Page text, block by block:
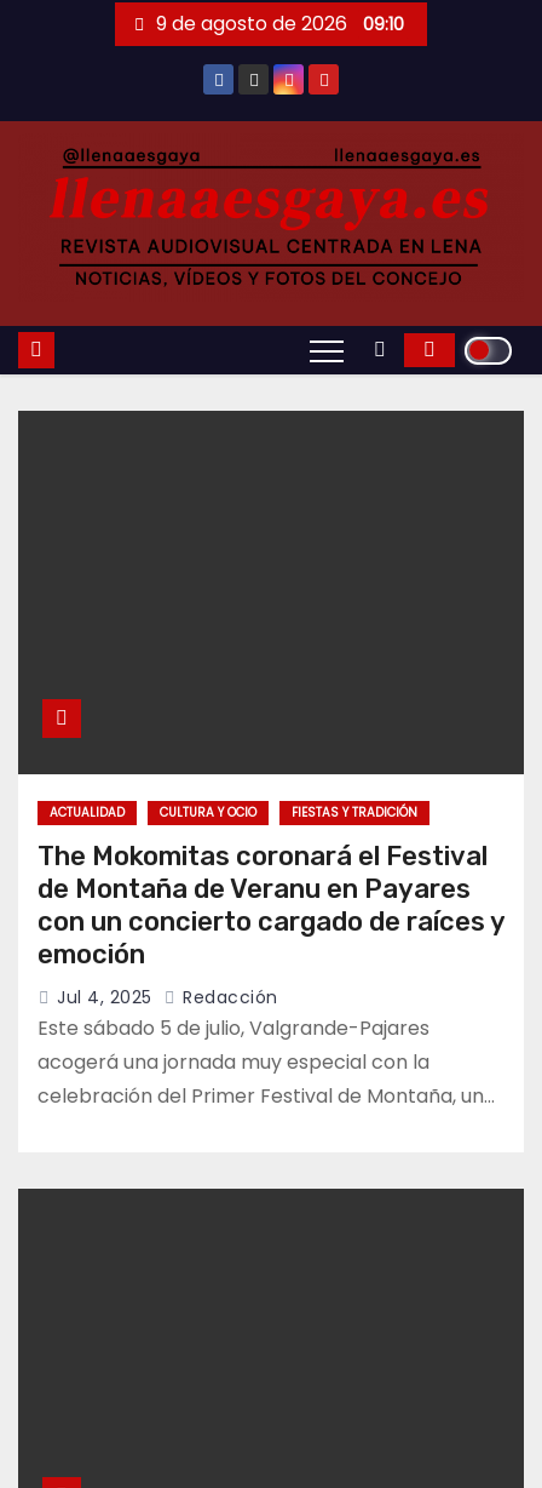
9 de agosto de 2026 09:10
ACTUALIDAD CULTURA Y OCIO FIESTAS Y TRADICIÓN
The Mokomitas coronará el Festival
de Montaña de Veranu en Payares
con un concierto cargado de raíces y
emoción
Jul 4, 2025 Redacción
Este sábado 5 de julio, Valgrande-Pajares
acogerá una jornada muy especial con la
celebración del Primer Festival de Montaña, un…